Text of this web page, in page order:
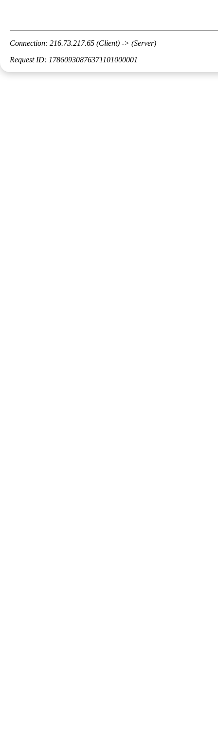
Connection: 216.73.217.65 (Client) -> (Server)
Request ID: 17860930876371101000001